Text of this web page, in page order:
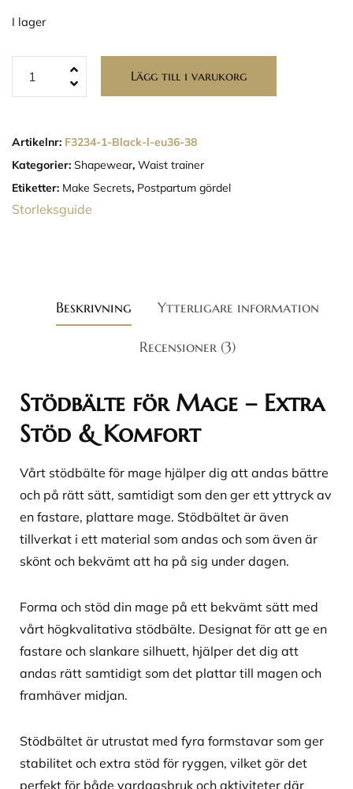
I lager
Lägg till i varukorg
Artikelnr: F3234-1-Black-l-eu36-38
Kategorier: Shapewear, Waist trainer
Etiketter: Make Secrets, Postpartum gördel
Storleksguide
Beskrivning Ytterligare information
Recensioner (3)
Stödbälte för Mage – Extra
Stöd & Komfort
Vårt stödbälte för mage hjälper dig att andas bättre
och på rätt sätt, samtidigt som den ger ett yttryck av
en fastare, plattare mage. Stödbältet är även
tillverkat i ett material som andas och som även är
skönt och bekvämt att ha på sig under dagen.
Forma och stöd din mage på ett bekvämt sätt med
vårt högkvalitativa stödbälte. Designat för att ge en
fastare och slankare silhuett, hjälper det dig att
andas rätt samtidigt som det plattar till magen och
framhäver midjan.
Stödbältet är utrustat med fyra formstavar som ger
stabilitet och extra stöd för ryggen, vilket gör det
perfekt för både vardagsbruk och aktiviteter där